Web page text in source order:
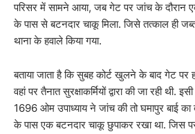
परिसर में सामने आया, जब गेट पर जांच के दौरान
के पास से बटनदार चाकू मिला. जिसे तत्काल ही
थाना के हवाले किया गया.
बताया जाता है कि सुबह कोर्ट खुलने के बाद गेट
वहां पर तैनात सुरक्षाकर्मियों द्वारा की जा रही थी.
1696 ओम उपाध्याय ने जांच की तो घमापुर बाई का
के पास एक बटनदार चाकू छुपाकर रखा था. जिस